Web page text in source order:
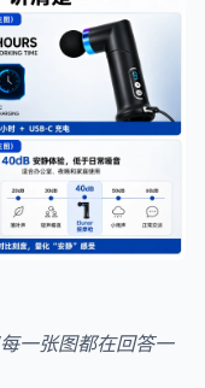
一张图都在回答一